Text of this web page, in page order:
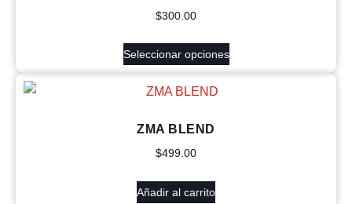
$300.00
Seleccionar opciones
ZMA BLEND
$499.00
Añadir al carrito